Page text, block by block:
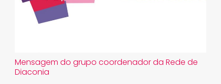
Mensagem do grupo coordenador da Rede de
Diaconia